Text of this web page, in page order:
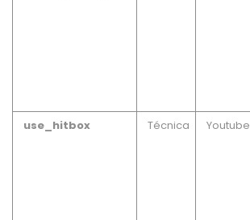
use_hitbox
Técnica Youtube